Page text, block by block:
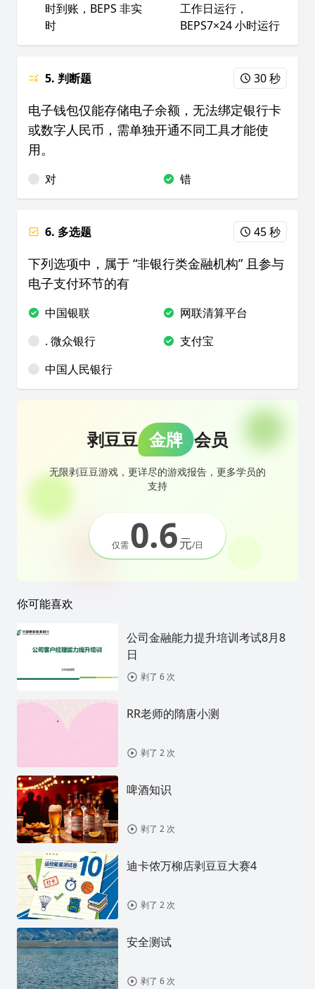
时到账，BEPS 非实
时
工作日运行，
BEPS7×24 小时运行
5. 判断题 30 秒
电子钱包仅能存储电子余额，无法绑定银行卡
或数字人民币，需单独开通不同工具才能使
用。
对 错
6. 多选题 45 秒
下列选项中，属于 “非银行类金融机构” 且参与
电子支付环节的有
中国银联
网联清算平台
. 微众银行
支付宝
中国人民银行
剥豆豆 金牌 会员
无限剥豆豆游戏，更详尽的游戏报告，更多学员的
支持
仅需0.6元/日
你可能喜欢
公司金融能力提升培训考试8月8
日
剥了 6 次
RR老师的隋唐小测
剥了 2 次
啤酒知识
剥了 2 次
迪卡侬万柳店剥豆豆大赛4
剥了 2 次
安全测试
剥了 6 次